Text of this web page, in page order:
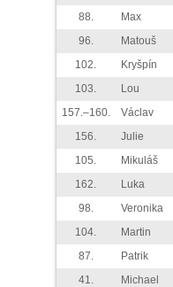
88.
Max
96.
Matouš
102.
Kryšpín
103.
Lou
157.–160.
Václav
156.
Julie
105.
Mikuláš
162.
Luka
98.
Veronika
104.
Martin
87.
Patrik
41.
Michael